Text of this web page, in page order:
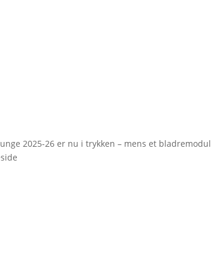
2025-26 er nu i trykken – mens et bladremodul